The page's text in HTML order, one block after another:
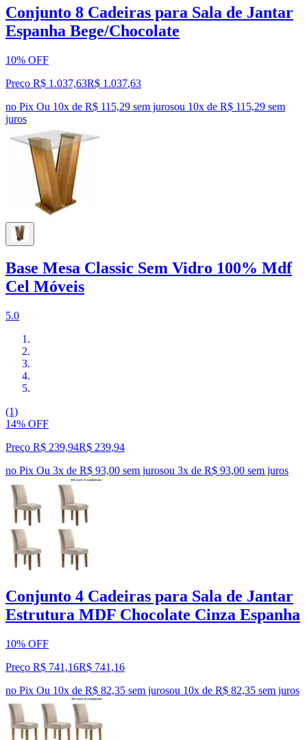
Conjunto 8 Cadeiras para Sala de Jantar
Espanha Bege/Chocolate
10% OFF
Preço R$ 1.037,63R$ 1.037,63
no Pix Ou 10x de R$ 115,29 sem jurosou 10x de R$ 115,29 sem
juros
Base Mesa Classic Sem Vidro 100% Mdf
Cel Móveis
5.0
(1)
14% OFF
Preço R$ 239,94R$ 239,94
no Pix Ou 3x de R$ 93,00 sem jurosou 3x de R$ 93,00 sem juros
Conjunto 4 Cadeiras para Sala de Jantar
Estrutura MDF Chocolate Cinza Espanha
10% OFF
Preço R$ 741,16R$ 741 ,16
no Pix Ou 10x de R$ 82,35 sem jurosou 10x de R$ 82,35 sem juros